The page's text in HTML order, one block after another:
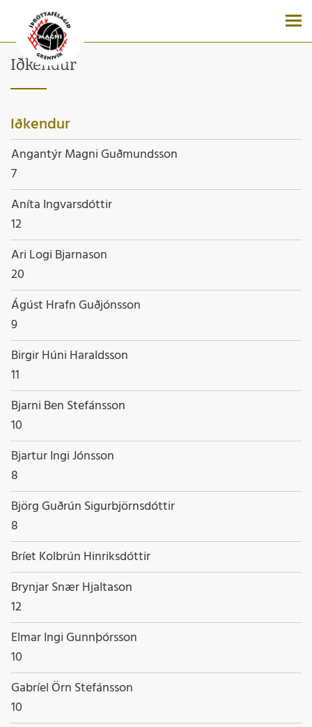
Iðkendur
Iðkendur
Nafn
Angantýr Magni Guðmundsson
Starfsheiti
7
Nafn
Aníta Ingvarsdóttir
Starfsheiti
12
Nafn
Ari Logi Bjarnason
Starfsheiti
20
Nafn
Ágúst Hrafn Guðjónsson
Starfsheiti
9
Nafn
Birgir Húni Haraldsson
Starfsheiti
11
Nafn
Bjarni Ben Stefánsson
Starfsheiti
10
Nafn
Bjartur Ingi Jónsson
Starfsheiti
8
Nafn
Björg Guðrún Sigurbjörnsdóttir
Starfsheiti
8
Nafn
Bríet Kolbrún Hinriksdóttir
Starfsheiti
Nafn
Brynjar Snær Hjaltason
Starfsheiti
12
Nafn
Elmar Ingi Gunnþórsson
Starfsheiti
10
Nafn
Gabríel Örn Stefánsson
Starfsheiti
10